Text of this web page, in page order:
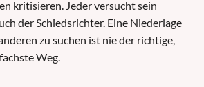
kritisieren. Jeder versucht sein
der Schiedsrichter. Eine Niederlage
zu suchen ist nie der richtige,
Weg.